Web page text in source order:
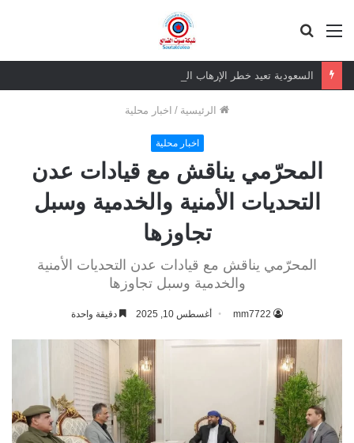
القائمة
السعودية تعيد خطر الإرهاب الغاشم للجنوب العربي
الرئيسية / اخبار محلية
اخبار محلية
المحرّمي يناقش مع قيادات عدن
التحديات الأمنية والخدمية وسبل
تجاوزها
المحرّمي يناقش مع قيادات عدن التحديات الأمنية
والخدمية وسبل تجاوزها
mm7722 أغسطس 10, 2025 دقيقة واحدة